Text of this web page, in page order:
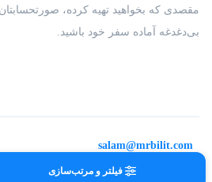
فیلتر و مرتب‌سازی
مقصدی که بخواهید تهیه کرده، صورتحسابتان
بی‌دغدغه آماده سفر خود باشید.
تمامی حقوق برای شرکت عتیق گشت
salam@mrbilit.com